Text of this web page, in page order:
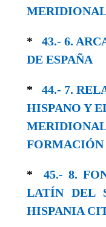
* 43.- 6.
DE ESPAÑA
* 44.- 7.
HISPA­NO Y
FORMACIÓN
* 45.- 8.
LATÍN DEL
HISPANIA